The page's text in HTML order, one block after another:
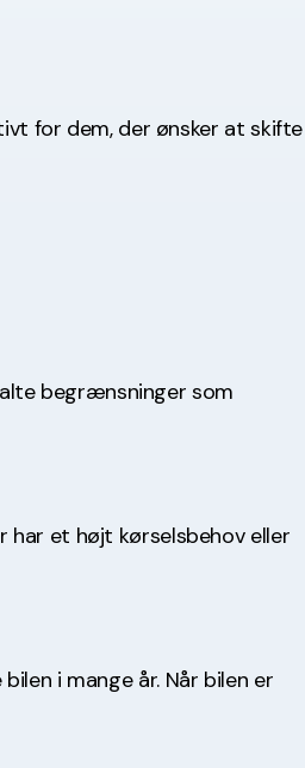
for dem, der ønsker at skifte
begrænsninger som
har et højt kørselsbehov eller
i mange år. Når bilen er